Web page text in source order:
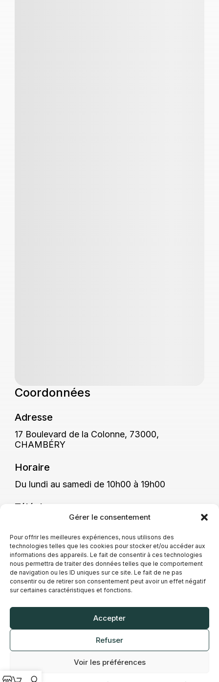
Gérer le consentement
Pour offrir les meilleures expériences, nous utilisons des
technologies telles que les cookies pour stocker et/ou accéder aux
informations des appareils. Le fait de consentir à ces technologies
nous permettra de traiter des données telles que le comportement
de navigation ou les ID uniques sur ce site. Le fait de ne pas
consentir ou de retirer son consentement peut avoir un effet négatif
sur certaines caractéristiques et fonctions.
Accepter
Refuser
Voir les préférences
Coordonnées
Adresse
17 Boulevard de la Colonne, 73000,
CHAMBÉRY
Horaire
Du lundi au samedi de 10h00 à 19h00
Téléphone
Présentation
La boutique Vap’Station de Chambéry met à
différents usages. Vous y trouverez
notamment des e-liquides majoritairement
fabriqués en France et des équipements
Sur place, les conseillers vous accueillent et
vous orientent selon vos attentes et vos